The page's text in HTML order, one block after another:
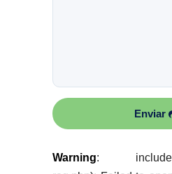
Enviar
Warning: